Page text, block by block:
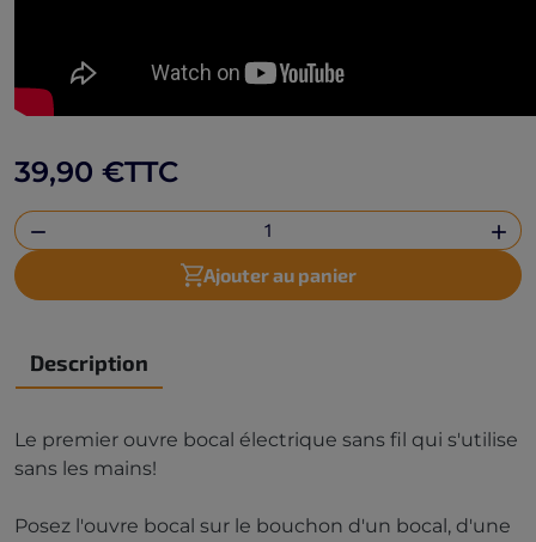
39,90 €TTC
 
Ajouter au panier
Description
Le premier ouvre bocal électrique sans fil qui s'utilise
sans les mains!
Posez l'ouvre bocal sur le bouchon d'un bocal, d'une